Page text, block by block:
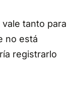
vale tanto para
no está
registrarlo